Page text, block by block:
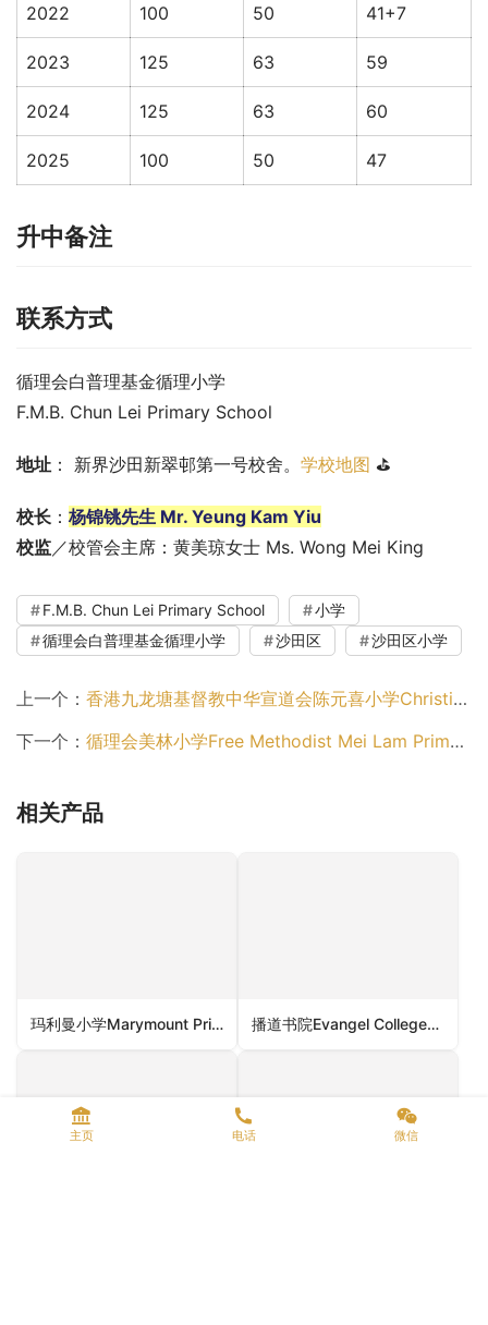
2022 100 50 41+7
2023 125 63 59
2024 125 63 60
2025 100 50 47
升中备注
联系方式
循理会白普理基金循理小学
F.M.B. Chun Lei Primary School
地址 ： 新界沙田新翠邨第一号校舍。 学校地图 ⛳
校长 ： 杨锦铫先生 Mr. Yeung Kam Yiu
校监 ／校管会主席：黄美琼女士 Ms. Wong Mei King
F.M.B. Chun Lei Primary School
小学
循理会白普理基金循理小学
沙田区 沙田区小学
上一个： 香港九龙塘基督教中华宣道会陈元喜小学Christian Alliance H.C. Chan Primary School（沙田区小学）
下一个： 循理会美林小学Free Methodist Mei Lam Primary School（沙田区小学）
相关产品
玛利曼小学Marymount Primary School（湾仔区小学） 播道书院Evangel College（西贡区小学）
主页 电话 微信